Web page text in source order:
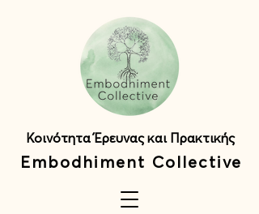
Κοινότητα Έρευνας και Πρακτικής
Embodhiment Collective